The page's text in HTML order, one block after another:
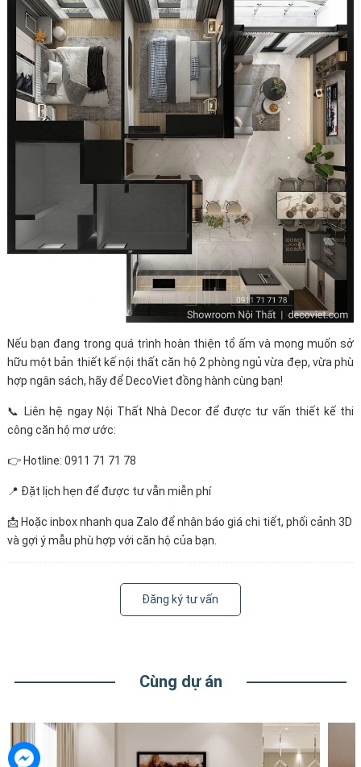
Nếu bạn đang trong quá trình hoàn thiện tổ ấm và mong muốn sở
hữu một bản thiết kế nội thất căn hộ 2 phòng ngủ vừa đẹp, vừa phù
hợp ngân sách, hãy để DecoViet đồng hành cùng bạn!
📞 Liên hệ ngay Nội Thất Nhà Decor để được tư vấn thiết kế thi
công căn hộ mơ ước:
👉 Hotline: 0911 71 71 78
📍 Đặt lịch hẹn để được tư vẫn miễn phí
📩 Hoặc inbox nhanh qua Zalo để nhận báo giá chi tiết, phối cảnh 3D
và gợi ý mẫu phù hợp với căn hộ của bạn.
Đăng ký tư vấn
Cùng dự án